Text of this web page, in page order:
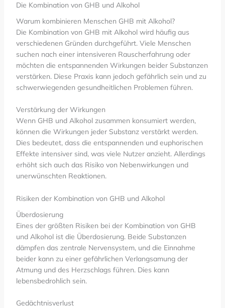
Die Kombination von GHB und Alkohol
Warum kombinieren Menschen GHB mit Alkohol?
Die Kombination von GHB mit Alkohol wird häufig aus
verschiedenen Gründen durchgeführt. Viele Menschen
suchen nach einer intensiveren Rauscherfahrung oder
möchten die entspannenden Wirkungen beider Substanzen
verstärken. Diese Praxis kann jedoch gefährlich sein und zu
schwerwiegenden gesundheitlichen Problemen führen.
Verstärkung der Wirkungen
Wenn GHB und Alkohol zusammen konsumiert werden,
können die Wirkungen jeder Substanz verstärkt werden.
Dies bedeutet, dass die entspannenden und euphorischen
Effekte intensiver sind, was viele Nutzer anzieht. Allerdings
erhöht sich auch das Risiko von Nebenwirkungen und
unerwünschten Reaktionen.
Risiken der Kombination von GHB und Alkohol
Überdosierung
Eines der größten Risiken bei der Kombination von GHB
und Alkohol ist die Überdosierung. Beide Substanzen
dämpfen das zentrale Nervensystem, und die Einnahme
beider kann zu einer gefährlichen Verlangsamung der
Atmung und des Herzschlags führen. Dies kann
lebensbedrohlich sein.
Gedächtnisverlust